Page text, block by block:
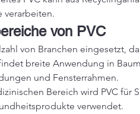
verarbeiten.
von PVC
von Branchen eingesetzt,
breite Anwendung in
und Fensterrahmen.
Bereich wird PVC für
verwendet.